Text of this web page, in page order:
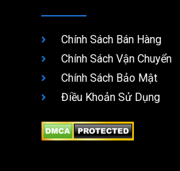
Chính Sách Bán Hàng
Chính Sách Vận Chuyển
Chính Sách Bảo Mật
Điều Khoản Sử Dụng